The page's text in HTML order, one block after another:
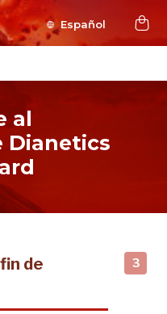
Español
al
Dianetics
de
3